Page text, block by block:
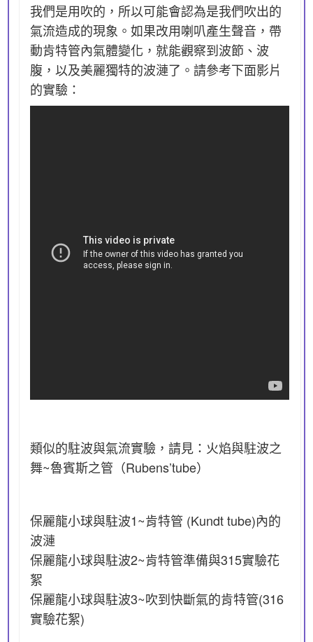
我們是用吹的，所以可能會認為是我們吹出的
氣流造成的現象。如果改用喇叭產生聲音，帶
動肯特管內氣體變化，就能觀察到波節、波
腹，以及美麗獨特的波漣了。請參考下面影片
的實驗：
類似的駐波與氣流實驗，請見： 火焰與駐波之
舞~魯賓斯之管（Rubens’tube）
保麗龍小球與駐波1~肯特管 (Kundt tube)內的
波漣
保麗龍小球與駐波2~肯特管準備與315實驗花
絮
保麗龍小球與駐波3~吹到快斷氣的肯特管(316
實驗花絮)